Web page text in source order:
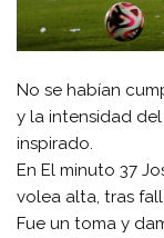
No se habían
y la intensidad
inspirado.
En El minuto 37
volea alta, tras
Fue un toma y